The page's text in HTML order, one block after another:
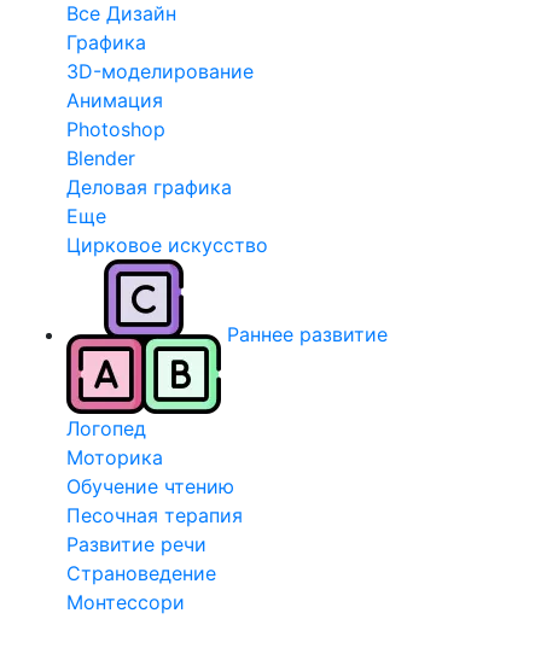
Все Дизайн
Графика
3D-моделирование
Анимация
Photoshop
Blender
Деловая графика
Еще
Цирковое искусство
Раннее развитие
Логопед
Моторика
Обучение чтению
Песочная терапия
Развитие речи
Страноведение
Монтессори